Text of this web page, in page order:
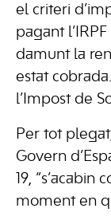
el criteri
pagant
damunt la
estat
l’Impost de
Per tot
Govern
19,
moment en